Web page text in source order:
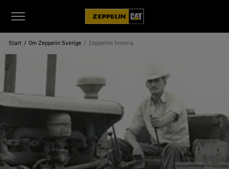
Start Om Zeppelin Sverige Zeppelins historia